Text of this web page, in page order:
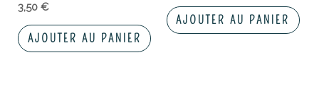
3,50€
AJOUTER AU PANIER
AJOUTER AU PANIER